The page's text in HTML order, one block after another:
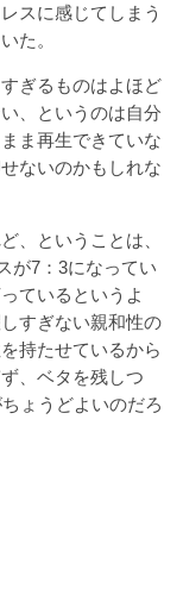
スに感じてしまう
た。
ぎるものはよほど
、というのは自分
ま再生できていな
ないのかもしれな
、ということは、
が7：3になってい
ているというよ
すぎない親和性の
持たせているから
、ベタを残しつ
ょうどよいのだろ